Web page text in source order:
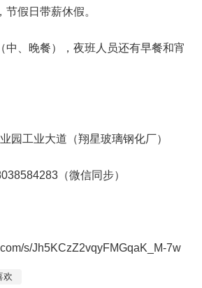
假日带薪休假。
中、晚餐），夜班人员还有早餐和宵
园工业大道（翔星玻璃钢化厂）
（微信同步）
s/Jh5KCzZ2vqyFMGqaK_M-7w
欢